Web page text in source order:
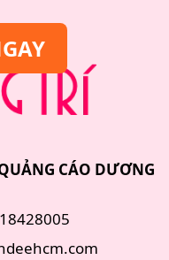
CÁO DƯƠNG